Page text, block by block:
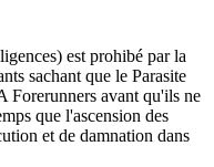
est prohibé par la
sachant que le Parasite
Forerunners avant qu'ils ne
que l'ascension des
et de damnation dans